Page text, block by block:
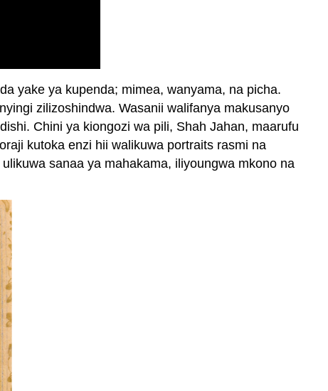
yake ya kupenda; mimea, wanyama, na picha.
zilizoshindwa. Wasanii walifanya makusanyo
Chini ya kiongozi wa pili, Shah Jahan, maarufu
kutoka enzi hii walikuwa portraits rasmi na
sanaa ya mahakama, iliyoungwa mkono na